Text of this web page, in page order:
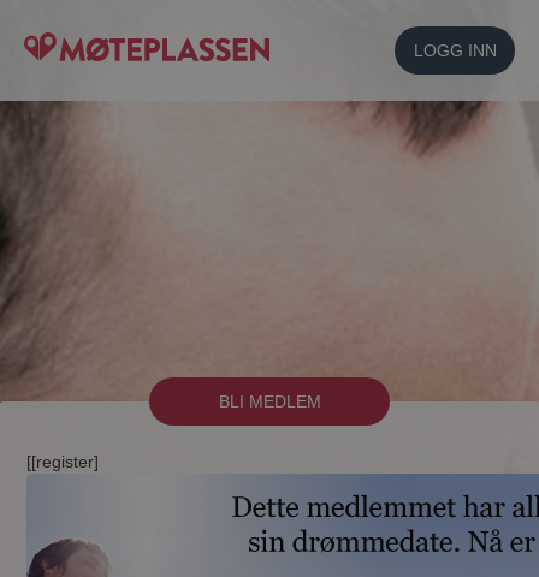
LOGG INN
BLI MEDLEM
[[register]